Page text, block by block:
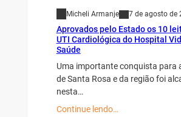
Micheli Armanje
UTI Cardiológica do Hospital
Saúde
de Santa Rosa e da região foi